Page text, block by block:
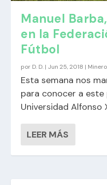
Manuel
en la
Fútbol
por D. D. | Jun 25, 2018 |
Esta semana nos
para conocer a
Universidad Alfonso
LEER MÁS